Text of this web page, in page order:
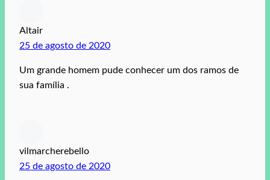
Altair
25 de agosto de 2020
Um grande homem pude conhecer um dos ramos de
sua família .
vilmarcherebello
25 de agosto de 2020